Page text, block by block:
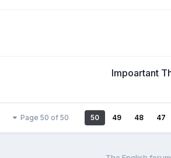
47
48
49
50
Page 50 of 50